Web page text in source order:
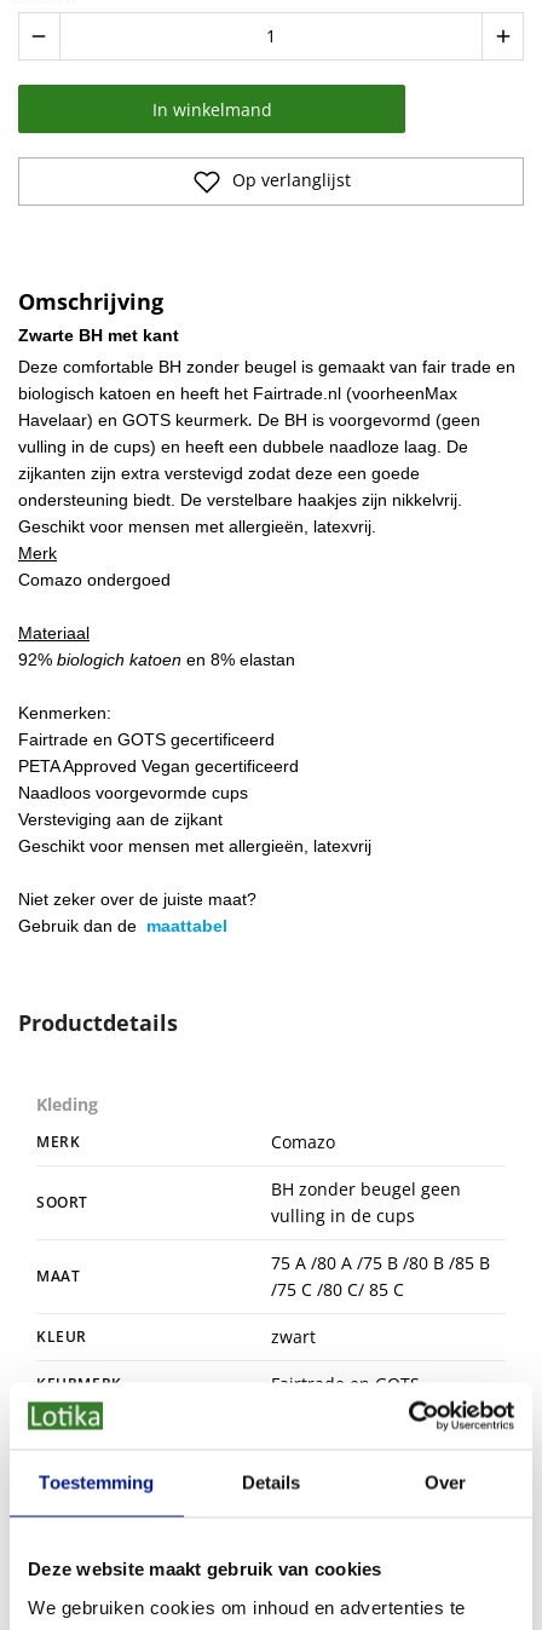
Toestemming Details Over
Deze website maakt gebruik van cookies
We gebruiken cookies om inhoud en advertenties te
remove add
In winkelmand
Op verlanglijst
Omschrijving
Zwarte BH met kant
Deze comfortable BH zonder beugel is gemaakt van fair trade en
biologisch katoen en heeft het Fairtrade.nl (voorheenMax
Havelaar) en GOTS keurmerk. De BH is voorgevormd (geen
vulling in de cups) en heeft een dubbele naadloze laag. De
zijkanten zijn extra verstevigd zodat deze een goede
ondersteuning biedt. De verstelbare haakjes zijn nikkelvrij.
Geschikt voor mensen met allergieën, latexvrij.
Merk
Comazo ondergoed
Materiaal
92% biologich katoen en 8% elastan
Kenmerken:
Fairtrade en GOTS gecertificeerd
PETA Approved Vegan gecertificeerd
Naadloos voorgevormde cups
Versteviging aan de zijkant
Geschikt voor mensen met allergieën, latexvrij
Niet zeker over de juiste maat?
Gebruik dan de maattabel
Productdetails
Kleding
MERK Comazo
SOORT
BH zonder beugel geen
vulling in de cups
MAAT
75 A /80 A /75 B /80 B /85 B
/75 C /80 C/ 85 C
KLEUR zwart
KEURMERK Fairtrade en GOTS
HERKOMST
Dit vind je misschien ook leuk